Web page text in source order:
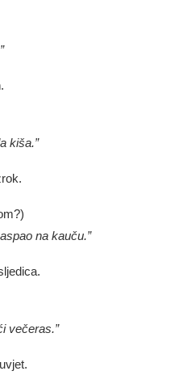
kiša.”
na kauču.”
večeras.”